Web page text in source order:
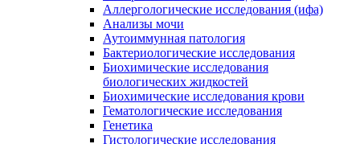
Аллергологические исследования (ифа)
Анализы мочи
Аутоиммунная патология
Бактериологические исследования
Биохимические исследования
биологических жидкостей
Биохимические исследования крови
Гематологические исследования
Генетика
Гистологические исследования